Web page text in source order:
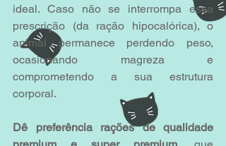
ideal. Caso não se interrompa essa
prescrição (da ração hipocalórica), o
animal permanece perdendo peso,
ocasionando magreza e
comprometendo a sua estrutura
corporal.
Dê preferência rações de qualidade